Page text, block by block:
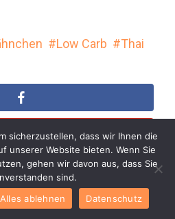
Low Carb Thai
also like
sicherzustellen, dass wir Ihnen die
unserer Website bieten. Wenn Sie
gehen wir davon aus, dass Sie
sind.
Alles ablehnen Datenschutz